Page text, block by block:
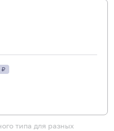
₽
типа для разных